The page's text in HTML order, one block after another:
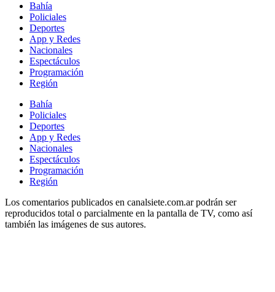
Bahía
Policiales
Deportes
App y Redes
Nacionales
Espectáculos
Programación
Región
Bahía
Policiales
Deportes
App y Redes
Nacionales
Espectáculos
Programación
Región
Los comentarios publicados en canalsiete.com.ar podrán ser
reproducidos total o parcialmente en la pantalla de TV, como así
también las imágenes de sus autores.